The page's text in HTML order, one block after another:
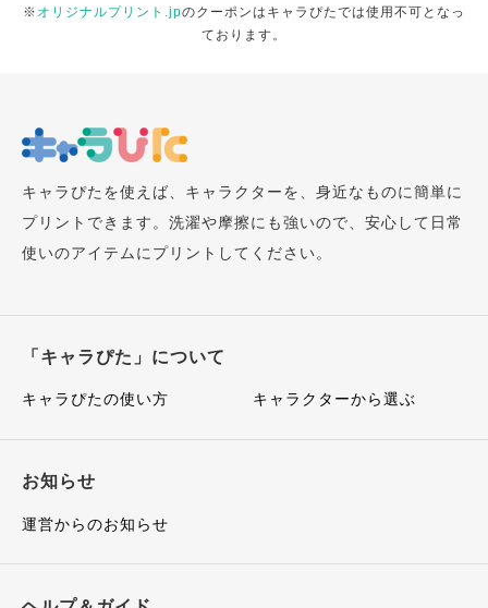
※ オリジナルプリント.jpのクーポンはキャラぴたでは使用不可となっ
ております。
キャラぴたを使えば、キャラクターを、身近なものに簡単に
プリントできます。洗濯や摩擦にも強いので、安心して日常
使いのアイテムにプリントしてください。
「キャラぴた」について
キャラぴたの使い方 キャラクターから選ぶ
お知らせ
運営からのお知らせ